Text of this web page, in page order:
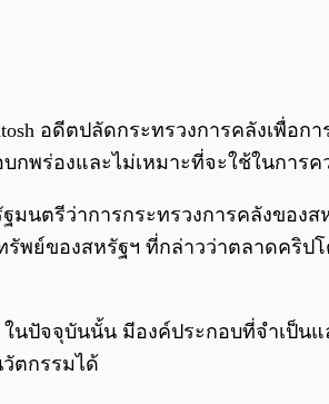
อดีตปลัดกระทรวงการคลังเพื่อ
พร่องและไม่เหมาะที่จะใช้ในการค
มนตรีว่าการกระทรวงการคลังขอ
ย์ของสหรัฐฯ ที่กล่าวว่าตลาดคริป
นปัจจุบันนั้น มีองค์ประกอบที่จำเป็น
ตกรรมได้